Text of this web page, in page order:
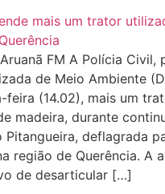
FM A Polícia Civil,
de Meio Ambiente
feira (14.02), mais um
madeira, durante
Pitangueira, deflagrada
região de Querência. A
de desarticular […]